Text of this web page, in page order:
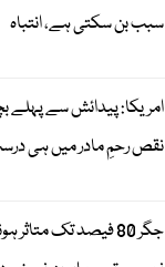
سبب بن سکتی ہے، انتباہ
امریکا: پیدائش سے
نقص رحمِ مادر میں ہی
جگر 80 فیصد تک